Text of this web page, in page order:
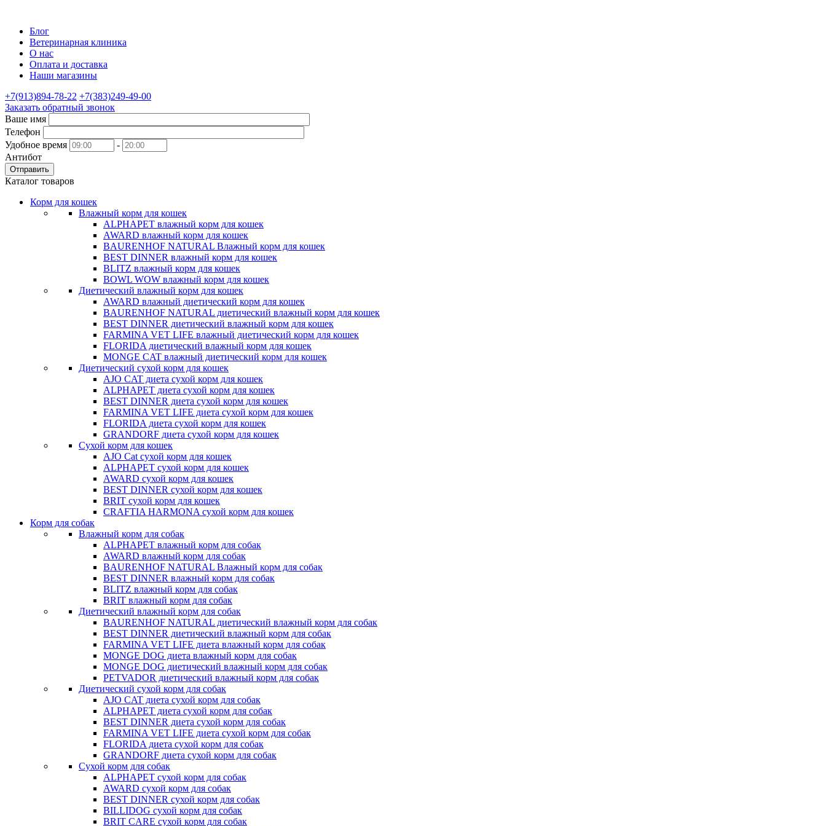
Блог
Ветеринарная клиника
О нас
Оплата и доставка
Наши магазины
+7(913)894-78-22 +7(383)249-49-00
Заказать обратный звонок
Ваше имя
Телефон
Удобное время
-
Антибот
Отправить
Каталог товаров
Корм для кошек
Влажный корм для кошек
ALPHAPET влажный корм для кошек
AWARD влажный корм для кошек
BAURENHOF NATURAL Влажный корм для кошек
BEST DINNER влажный корм для кошек
BLITZ влажный корм для кошек
BOWL WOW влажный корм для кошек
Диетический влажный корм для кошек
AWARD влажный диетический корм для кошек
BAURENHOF NATURAL диетический влажный корм для кошек
BEST DINNER диетический влажный корм для кошек
FARMINA VET LIFE влажный диетический корм для кошек
FLORIDA диетический влажный корм для кошек
MONGE CAT влажный диетический корм для кошек
Диетический сухой корм для кошек
AJO CAT диета сухой корм для кошек
ALPHAPET диета сухой корм для кошек
BEST DINNER диета сухой корм для кошек
FARMINA VET LIFE диета сухой корм для кошек
FLORIDA диета сухой корм для кошек
GRANDORF диета сухой корм для кошек
Сухой корм для кошек
AJO Cat cухой корм для кошек
ALPHAPET сухой корм для кошек
AWARD сухой корм для кошек
BEST DINNER сухой корм для кошек
BRIT сухой корм для кошек
CRAFTIA HARMONA сухой корм для кошек
Корм для собак
Влажный корм для собак
ALPHAPET влажный корм для собак
AWARD влажный корм для собак
BAURENHOF NATURAL Влажный корм для собак
BEST DINNER влажный корм для собак
BLITZ влажный корм для собак
BRIT влажный корм для собак
Диетический влажный корм для собак
BAURENHOF NATURAL диетический влажный корм для собак
BEST DINNER диетический влажный корм для собак
FARMINA VET LIFE диета влажный корм для собак
MONGE DOG диета влажный корм для собак
MONGE DOG диетический влажный корм для собак
PETVADOR диетический влажный корм для собак
Диетический сухой корм для собак
AJO CAT диета сухой корм для собак
ALPHAPET диета сухой корм для собак
BEST DINNER диета сухой корм для собак
FARMINA VET LIFE диета сухой корм для собак
FLORIDA диета сухой корм для собак
GRANDORF диета сухой корм для собак
Сухой корм для собак
ALPHAPET сухой корм для собак
AWARD сухой корм для собак
BEST DINNER сухой корм для собак
BILLIDOG cухой корм для собак
BRIT CARE сухой корм для собак